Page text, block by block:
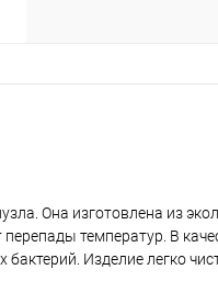
Она изготовлена из
температур. В
Изделие легко